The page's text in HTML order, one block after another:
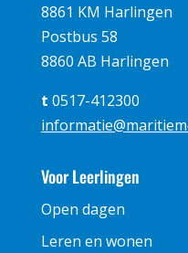
8861 KM Harlingen
Postbus 58
8860 AB Harlingen
t 0517-412300
Voor Leerlingen
Open dagen
Leren en wonen